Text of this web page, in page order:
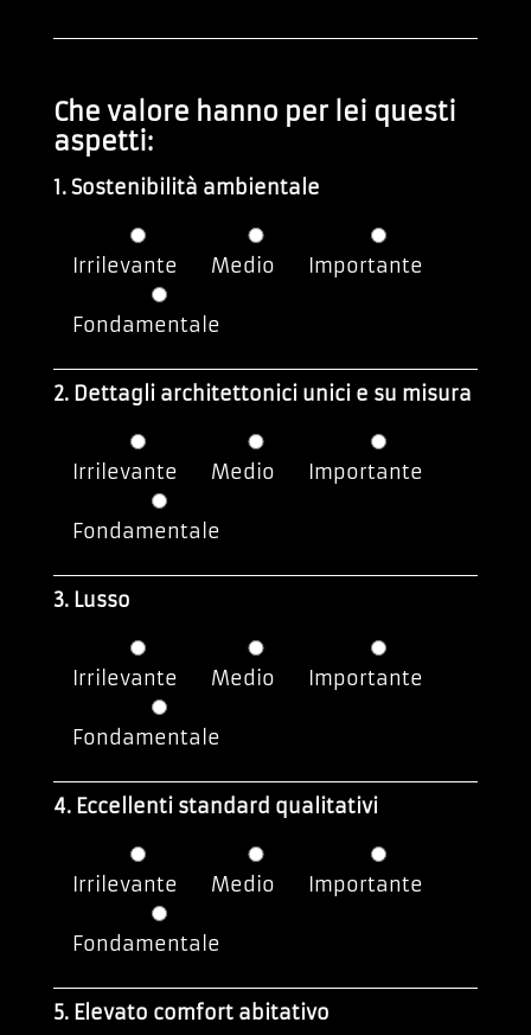
Che valore hanno per lei questi
aspetti:
1. Sostenibilità ambientale
Irrilevante Medio Importante
Fondamentale
2. Dettagli architettonici unici e su misura
Irrilevante Medio Importante
Fondamentale
3. Lusso
Irrilevante Medio Importante
Fondamentale
4. Eccellenti standard qualitativi
Irrilevante Medio Importante
Fondamentale
5. Elevato comfort abitativo